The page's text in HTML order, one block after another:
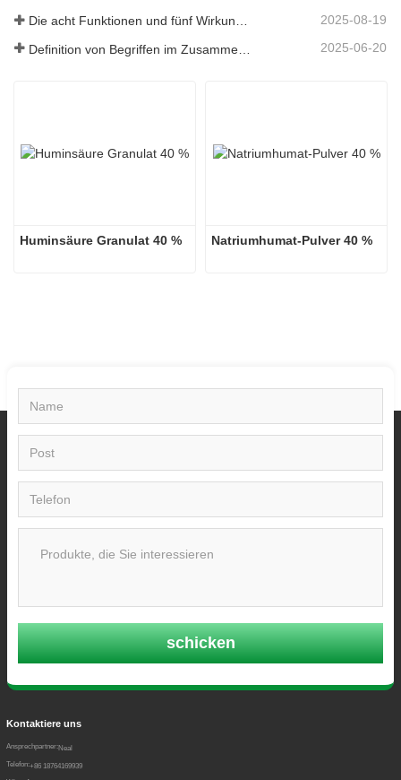
Die acht Funktionen und fünf Wirkungen der mineralischen Quelle Fulvosäure 2025-08-19
2025-06-20
Huminsäure Granulat 40 % Natriumhumat-Pulver 40 %
schicken
Kontaktiere uns
Ansprechpartner:Neal
Telefon:+86 18764169939